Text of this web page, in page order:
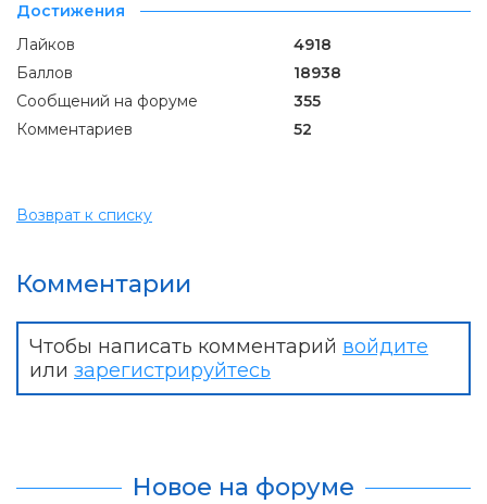
Достижения
Лайков
4918
Баллов
18938
Сообщений на форуме
355
Комментариев
52
Возврат к списку
Комментарии
Чтобы написать комментарий войдите
или зарегистрируйтесь
Новое на форуме